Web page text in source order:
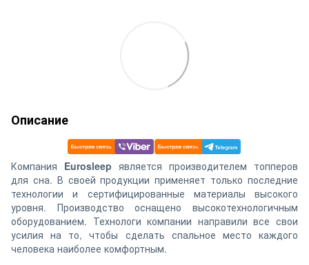
Описание
Компания Eurosleep является производителем топперов
для сна. В своей продукции применяет только последние
технологии и сертифицированные материалы высокого
уровня. Производство оснащено высокотехнологичным
оборудованием. Технологи компании направили все свои
усилия на то, чтобы сделать спальное место каждого
человека наиболее комфортным.